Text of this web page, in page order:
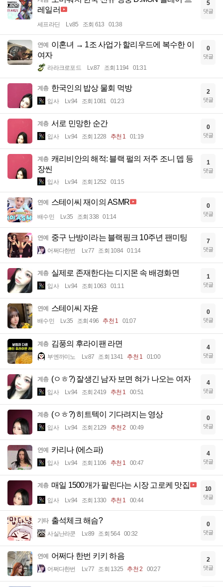
레일러
세프라딘 Lv.85 조회 613 01:38
5
댓글
연예 이혼녀 → 1조 사업가 할리우드에 복수한 이
여자
라라크로포드 Lv.87 조회 1194 01:31
0
댓글
계층 한국인의 밥상 물회 먹방
입사 Lv.94 조회 1081 01:23
2
댓글
계층 서로 민망한 순간
입사 Lv.94 조회 1228 추천 1 01:19
0
댓글
계층 캐리비안의 해적: 블랙 펄의 저주 조니 뎁 등
장씬
입사 Lv.94 조회 1252 01:15
1
댓글
연예 스테이씨 재이의 ASMR
배수민 Lv.35 조회 338 01:14
0
댓글
연예 중구 난방이라는 블랙핑크 10주년 팬미팅
어쩌다한번 Lv.77 조회 1084 01:14
7
댓글
계층 실제로 존재한다는 디지몬 속 배경화면
입사 Lv.94 조회 1063 01:11
1
댓글
연예 스테이씨 자윤
배수민 Lv.35 조회 496 추천 1 01:07
0
댓글
계층 김풍의 후라이팬 라면
부엔까미노 Lv.87 조회 1341 추천 1 01:00
4
댓글
계층 (ㅇㅎ?) 잘생긴 남자 보면 혀가 나오는 여자
입사 Lv.94 조회 2419 추천 1 00:51
4
댓글
계층 (ㅇㅎ?) 히트텍이 기다려지는 영상
입사 Lv.94 조회 2129 추천 2 00:49
0
댓글
연예 카리나 (에스파)
입사 Lv.94 조회 1106 추천 1 00:47
4
댓글
계층 매일 1500개가 팔린다는 시장 고로케 맛집
입사 Lv.94 조회 1330 추천 1 00:44
10
댓글
기타 출석체크 해슴?
사실난라쿤 Lv.89 조회 564 00:32
0
댓글
연예 어쩌다 한번 키키 하음
어쩌다한번 Lv.77 조회 1325 추천 2 00:27
2
댓글